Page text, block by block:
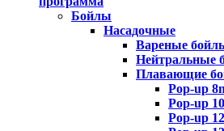
Бойлы
Насадочные
Вареные
Нейтральные
Плавающие
Pop-up
Pop-up
Pop-up